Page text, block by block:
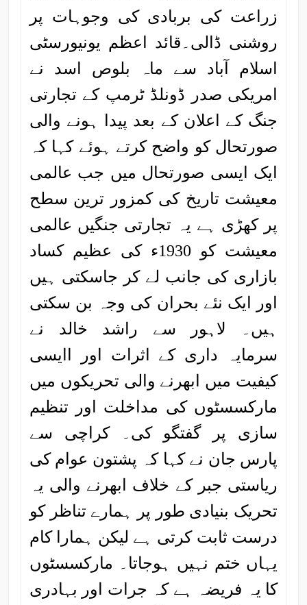
زراعت کی بربادی کی وجوہات پر
روشنی ڈالی۔قائد اعظم یونیورسٹی
اسلام آباد سے ماہ بلوص اسد نے
امریکی صدر ڈونلڈ ٹرمپ کے تجارتی
جنگ کے اعلان کے بعد پیدا ہونے والی
صورتحال کو واضح کرتے ہوئے کہا کہ
ایک ایسی صورتحال میں جب عالمی
معیشت تاریخ کی کمزور ترین سطح
پر کھڑی ہے یہ تجارتی جنگیں عالمی
معیشت کو 1930ء کی عظیم کساد
بازاری کی جانب لے کر جاسکتی ہیں
اور ایک نئے بحران کی وجہ بن سکتی
ہیں۔ لاہور سے راشد خالد نے
سرمایہ داری کے اثرات اور اایسی
کیفیت میں ابھرنے والی تحریکوں میں
مارکسسٹوں کی مداخلت اور تنظیم
سازی پر گفتگو کی۔ کراچی سے
پارس جان نے کہا کہ پشتون عوام کی
ریاستی جبر کے خلاف ابھرنے والی یہ
تحریک بنیادی طور پر ہمارے تناظر کو
درست ثابت کرتی ہے لیکن ہمارا کام
یہاں ختم نہیں ہوجاتا۔ مارکسسٹوں
کا یہ فریضہ ہے کہ جرات اور بہادری